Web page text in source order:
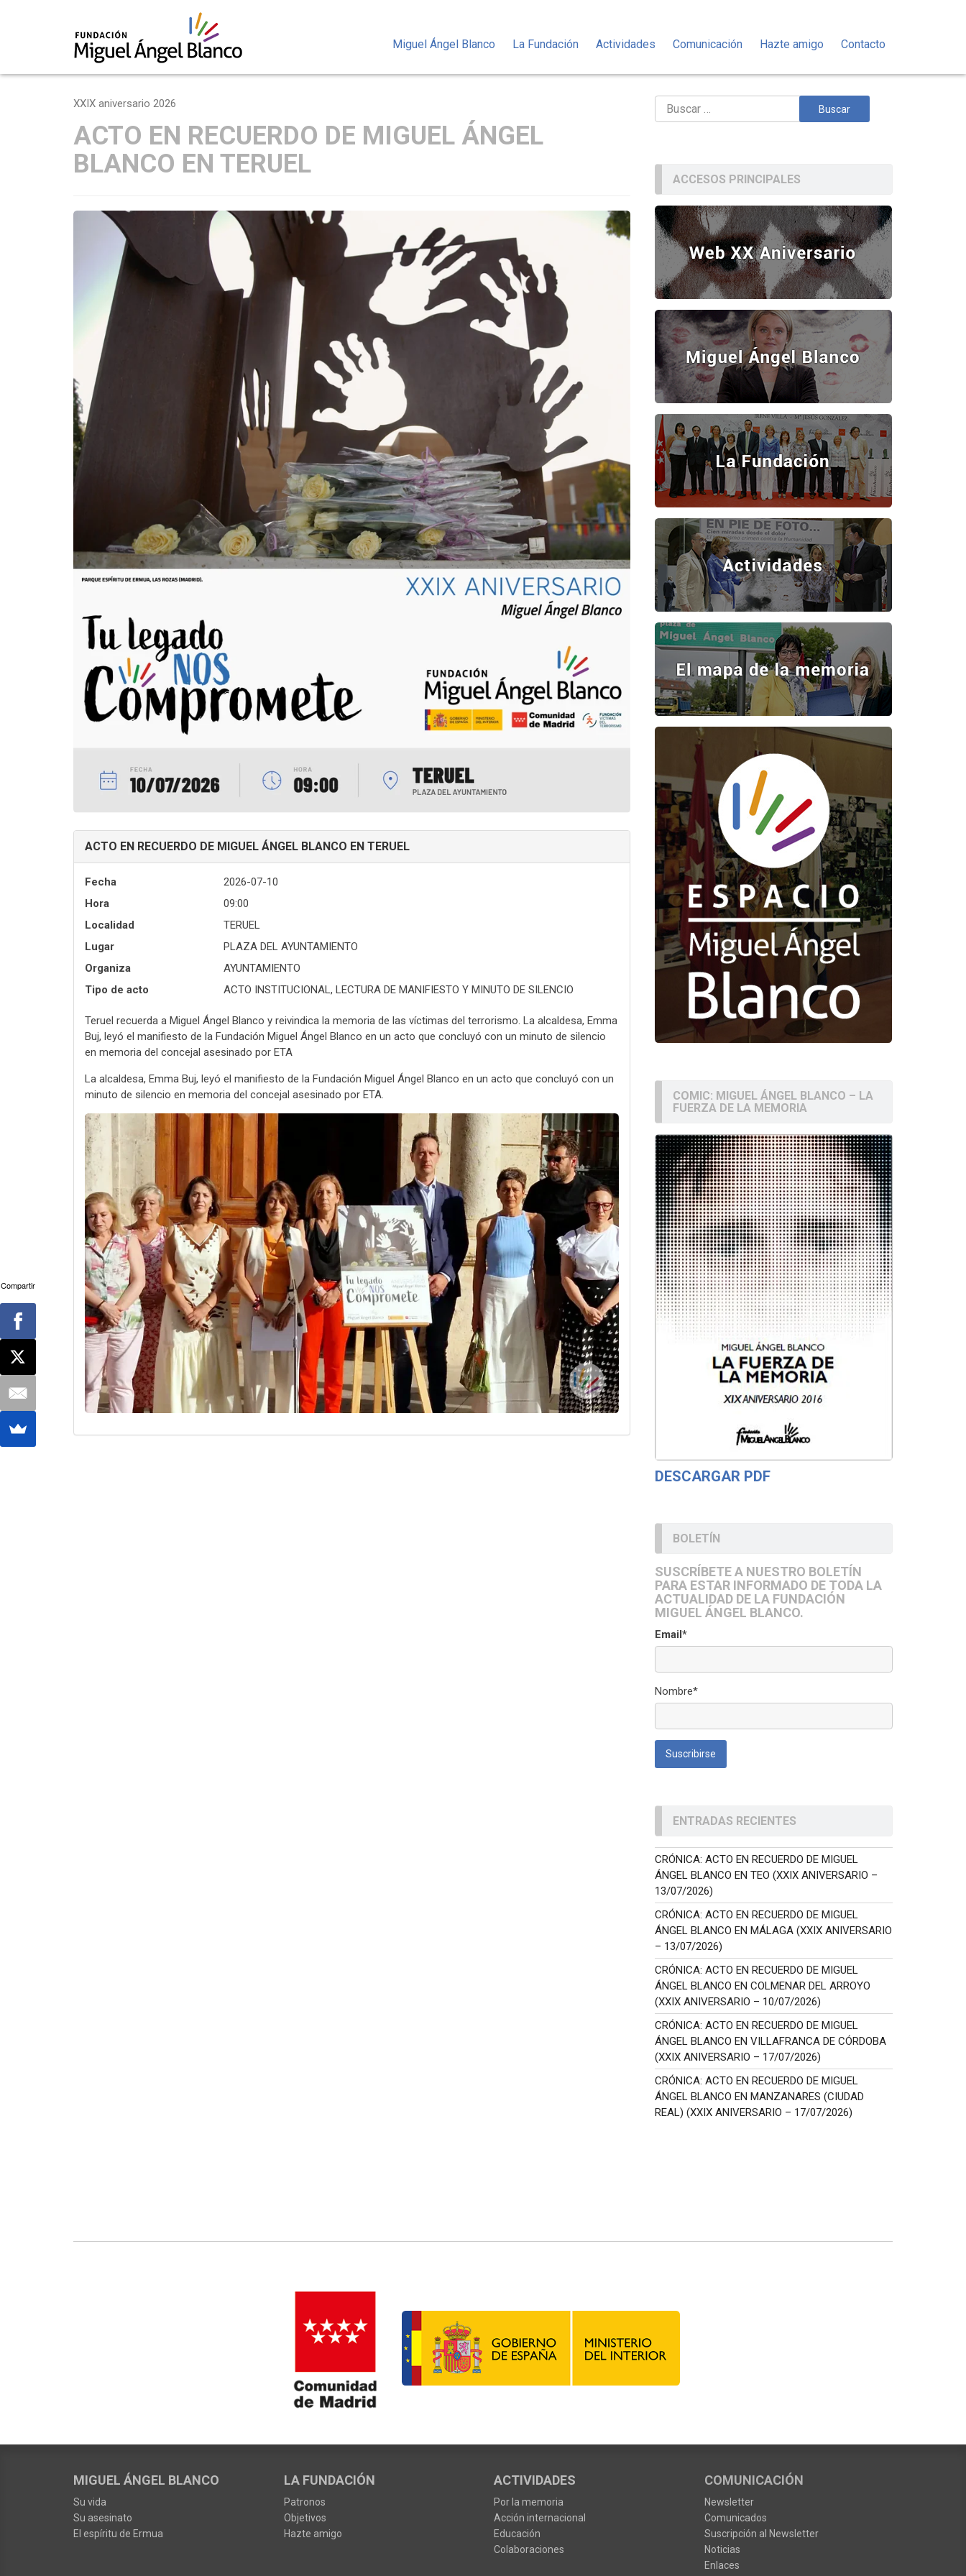
Miguel Ángel Blanco La Fundación Actividades Comunicación Hazte amigo Contacto
XXIX aniversario 2026
ACTO EN RECUERDO DE MIGUEL ÁNGEL
BLANCO EN TERUEL
ACTO EN RECUERDO DE MIGUEL ÁNGEL BLANCO EN TERUEL
Fecha
2026-07-10
Hora
09:00
Localidad
TERUEL
Lugar
PLAZA DEL AYUNTAMIENTO
Organiza
AYUNTAMIENTO
Tipo de acto
ACTO INSTITUCIONAL, LECTURA DE MANIFIESTO Y MINUTO DE SILENCIO
Teruel recuerda a Miguel Ángel Blanco y reivindica la memoria de las víctimas del terrorismo. La alcaldesa, Emma
Buj, leyó el manifiesto de la Fundación Miguel Ángel Blanco en un acto que concluyó con un minuto de silencio
en memoria del concejal asesinado por ETA
La alcaldesa, Emma Buj, leyó el manifiesto de la Fundación Miguel Ángel Blanco en un acto que concluyó con un
minuto de silencio en memoria del concejal asesinado por ETA.
Buscar:
ACCESOS PRINCIPALES
COMIC: MIGUEL ÁNGEL BLANCO – LA
FUERZA DE LA MEMORIA
DESCARGAR PDF
BOLETÍN
SUSCRÍBETE A NUESTRO BOLETÍN
PARA ESTAR INFORMADO DE TODA LA
ACTUALIDAD DE LA FUNDACIÓN
MIGUEL ÁNGEL BLANCO.
Email*
Nombre*
ENTRADAS RECIENTES
CRÓNICA: ACTO EN RECUERDO DE MIGUEL
ÁNGEL BLANCO EN TEO (XXIX ANIVERSARIO –
13/07/2026)
CRÓNICA: ACTO EN RECUERDO DE MIGUEL
ÁNGEL BLANCO EN MÁLAGA (XXIX ANIVERSARIO
– 13/07/2026)
CRÓNICA: ACTO EN RECUERDO DE MIGUEL
ÁNGEL BLANCO EN COLMENAR DEL ARROYO
(XXIX ANIVERSARIO – 10/07/2026)
CRÓNICA: ACTO EN RECUERDO DE MIGUEL
ÁNGEL BLANCO EN VILLAFRANCA DE CÓRDOBA
(XXIX ANIVERSARIO – 17/07/2026)
CRÓNICA: ACTO EN RECUERDO DE MIGUEL
ÁNGEL BLANCO EN MANZANARES (CIUDAD
REAL) (XXIX ANIVERSARIO – 17/07/2026)
MIGUEL ÁNGEL BLANCO
Su vida
Su asesinato
El espíritu de Ermua
LA FUNDACIÓN
Patronos
Objetivos
Hazte amigo
ACTIVIDADES
Por la memoria
Acción internacional
Educación
Colaboraciones
COMUNICACIÓN
Newsletter
Comunicados
Suscripción al Newsletter
Noticias
Enlaces
Compartir